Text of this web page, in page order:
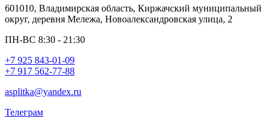
601010, Владимирская область, Киржачский муниципальный
округ, деревня Мележа, Новоалександровская улица, 2
ПН-ВС 8:30 - 21:30
+7 925 843-01-09
+7 917 562-77-88
asplitka@yandex.ru
Телеграм